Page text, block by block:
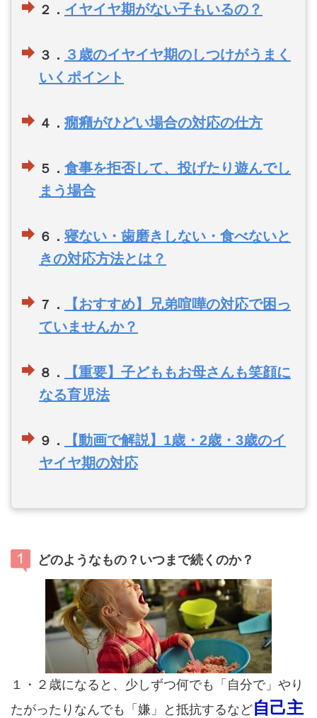
２． イヤイヤ期がない子もいるの？
３． ３歳のイヤイヤ期のしつけがうまく
いくポイント
４．癇癪がひどい場合の対応の仕方
５． 食事を拒否して、投げたり遊んでし
まう場合
６． 寝ない・歯磨きしない・食べないと
きの対応方法とは？
７．
【おすすめ】兄弟喧嘩の対応で困っ
ていませんか？
８．
【重要】子どももお母さんも笑顔に
なる育児法
９．
【動画で解説】1歳・2歳・3歳のイ
ヤイヤ期の対応
どのようなもの？いつまで続くのか？
１・２歳になると、少しずつ何でも「自分で」やり
たがったりなんでも「嫌」と抵抗するなど自己主